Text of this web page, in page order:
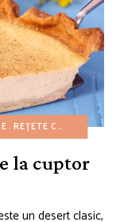
REȚETE CU BUGET REDUS
la cuptor
un desert clasic,